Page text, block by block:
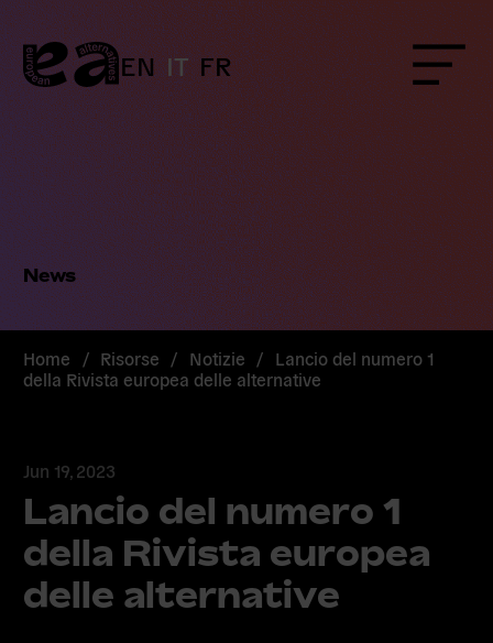
Skip
to
content
EN IT FR Menu
News
Home / Risorse / Notizie / Lancio del numero 1
della Rivista europea delle alternative
Jun 19, 2023
Lancio del numero 1
della Rivista europea
delle alternative